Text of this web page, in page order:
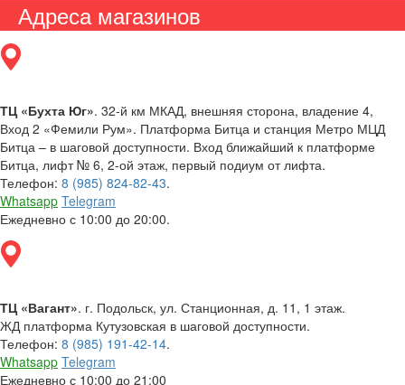
Адреса магазинов
ТЦ «Бухта Юг». 32-й км МКАД, внешняя сторона, владение 4,
Вход 2 «Фемили Рум». Платформа Битца и станция Метро МЦД
Битца – в шаговой доступности. Вход ближайший к платформе
Битца, лифт № 6, 2-ой этаж, первый подиум от лифта.
Телефон: 8 (985) 824-82-43.
Whatsapp Telegram
Ежедневно с 10:00 до 20:00.
ТЦ «Вагант». г. Подольск, ул. Станционная, д. 11, 1 этаж.
ЖД платформа Кутузовская в шаговой доступности.
Телефон: 8 (985) 191-42-14.
Whatsapp Telegram
Ежедневно с 10:00 до 21:00